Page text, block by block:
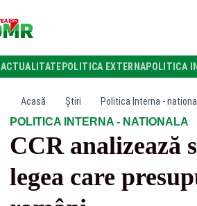
ACTUALITATE POLITICA EXTERNAPOLITICA
Acasă Știri Politica Interna -
POLITICA INTERNA - NATIONALA·
CCR analizează
legea care